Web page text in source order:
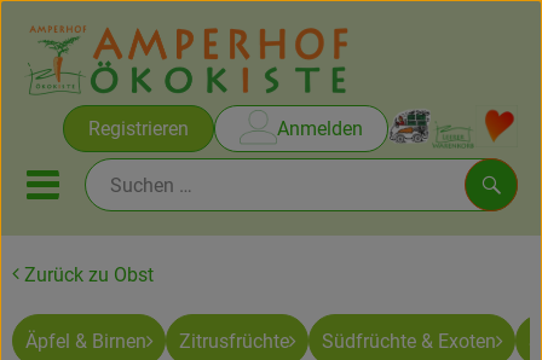
Registrieren Anmelden
Mobiles Menu öffnen oder
Rezepte
Zurück zu Obst
Äpfel & Birnen Zitrusfrüchte Südfrüchte & Exoten